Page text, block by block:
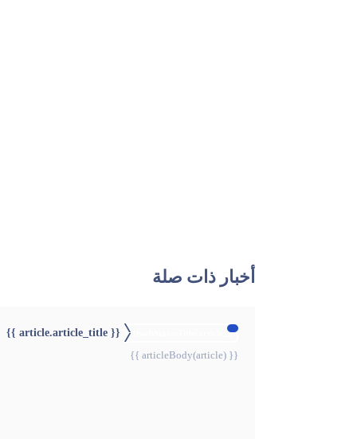
أخبار ذات صلة
{{webStatusTitle(article)}}
{{ article.article_title }}
{{ articleBody(article) }}